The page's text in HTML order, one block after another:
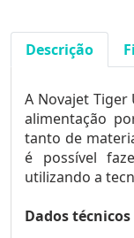
Descrição
A Novajet
alimentação
tanto de
é possível
utilizando a
Dados técnicos